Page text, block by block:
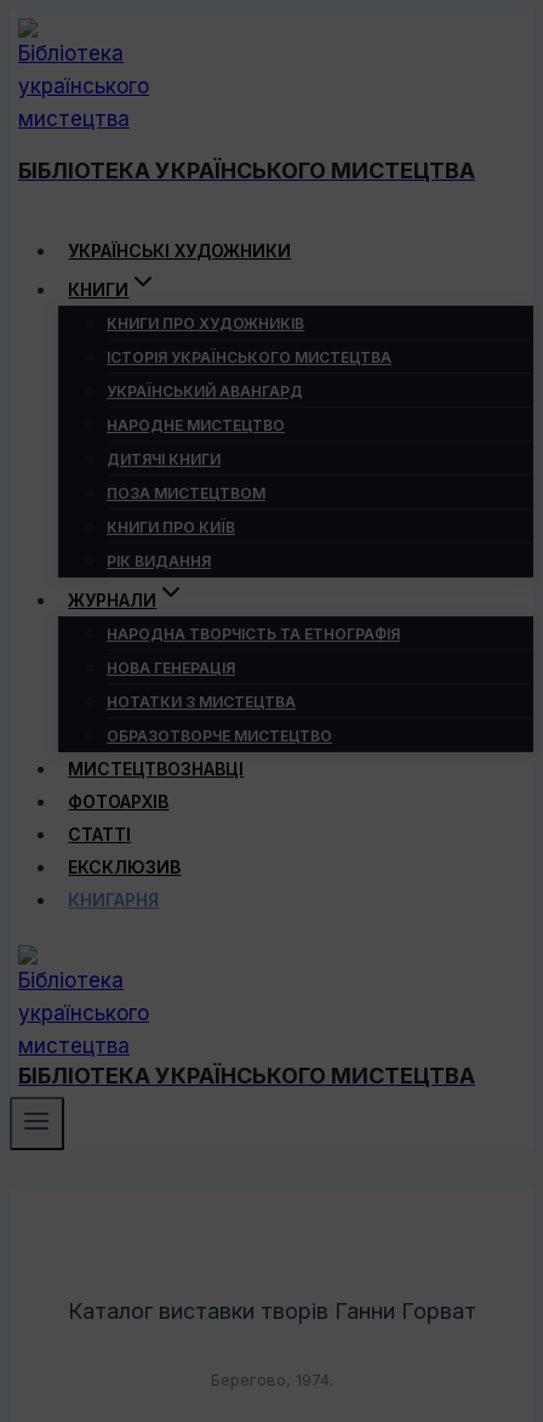
Перейти
до
вмісту
БІБЛІОТЕКА УКРАЇНСЬКОГО МИСТЕЦТВА
УКРАЇНСЬКІ ХУДОЖНИКИ
КНИГИ
КНИГИ ПРО ХУДОЖНИКІВ
ІСТОРІЯ УКРАЇНСЬКОГО МИСТЕЦТВА
УКРАЇНСЬКИЙ АВАНГАРД
НАРОДНЕ МИСТЕЦТВО
ДИТЯЧІ КНИГИ
ПОЗА МИСТЕЦТВОМ
КНИГИ ПРО КИЇВ
РІК ВИДАННЯ
ЖУРНАЛИ
НАРОДНА ТВОРЧІСТЬ ТА ЕТНОГРАФІЯ
НОВА ГЕНЕРАЦІЯ
НОТАТКИ З МИСТЕЦТВА
ОБРАЗОТВОРЧЕ МИСТЕЦТВО
МИСТЕЦТВОЗНАВЦІ
ФОТОАРХІВ
СТАТТІ
ЕКСКЛЮЗИВ
КНИГАРНЯ
БІБЛІОТЕКА УКРАЇНСЬКОГО МИСТЕЦТВА
Каталог виставки творів Ганни Горват
Берегово, 1974.